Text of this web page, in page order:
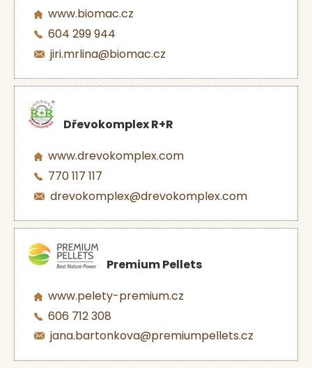
www.biomac.cz
604 299 944
jiri.mrlina@biomac.cz
Dřevokomplex R+R
www.drevokomplex.com
770 117 117
drevokomplex@drevokomplex.com
Premium Pellets
www.pelety-premium.cz
606 712 308
jana.bartonkova@premiumpellets.cz